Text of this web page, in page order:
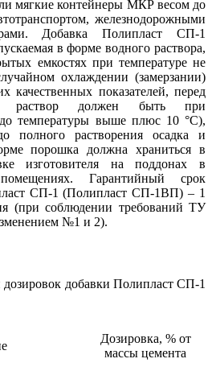
мягкие контейнеры МКР весом до
железнодорожными
Добавка Полипласт СП-1
в форме водного раствора,
емкостях при температуре не
охлаждении (замерзании)
качественных показателей, перед
раствор должен быть при
температуры выше плюс 10 °С),
полного растворения осадка и
порошка должна храниться в
изготовителя на поддонах в
Гарантийный срок
СП-1 (Полипласт СП-1ВП) – 1
(при соблюдении требований ТУ
№1 и 2).
добавки Полипласт СП-1
Дозировка, % от
массы цемента